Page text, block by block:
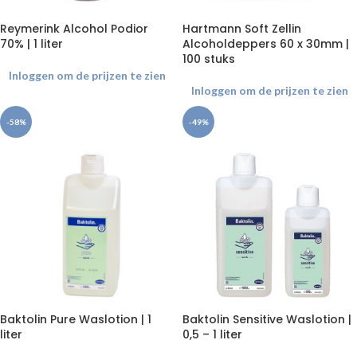
Reymerink Alcohol Podior
70% | 1 liter
Inloggen om de prijzen te zien
Hartmann Soft Zellin
Alcoholdeppers 60 x 30mm |
100 stuks
Inloggen om de prijzen te zien
-58%
Baktolin Pure Waslotion | 1
liter
-49%
Baktolin Sensitive Waslotion |
0,5 – 1 liter